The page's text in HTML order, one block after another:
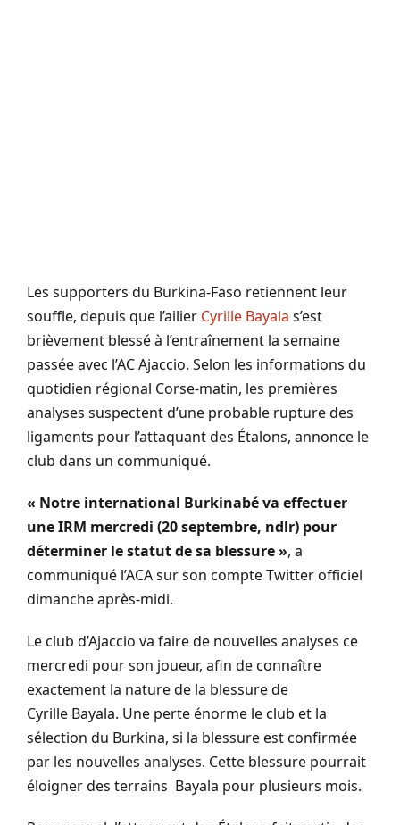
Les supporters du Burkina-Faso retiennent leur
souffle, depuis que l’ailier Cyrille Bayala s’est
brièvement blessé à l’entraînement la semaine
passée avec l’AC Ajaccio. Selon les informations du
quotidien régional Corse-matin, les premières
analyses suspectent d’une probable rupture des
ligaments pour l’attaquant des Étalons, annonce le
club dans un communiqué.
« Notre international Burkinabé va effectuer
une IRM mercredi (20 septembre, ndlr) pour
déterminer le statut de sa blessure », a
communiqué l’ACAsur son compte Twitter officiel
dimanche après-midi.
Le club d’Ajaccio va faire de nouvelles analyses ce
mercredi pour son joueur, afin de connaître
exactement la nature de la blessure de
Cyrille Bayala. Une perte énorme le club et la
sélection du Burkina, si la blessure est confirmée
par les nouvelles analyses. Cette blessure pourrait
éloigner des terrains Bayala pour plusieurs mois.